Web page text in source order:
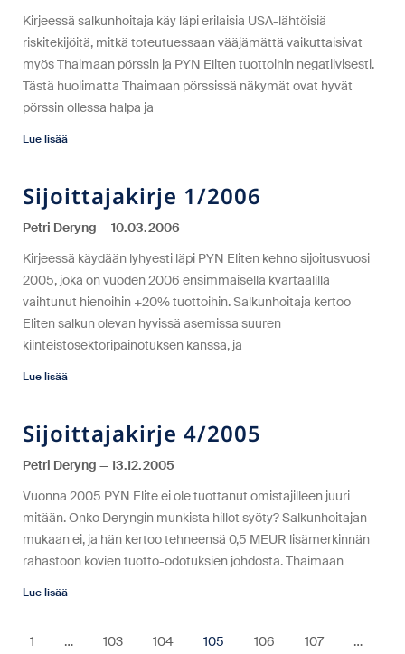
Kirjeessä salkunhoitaja käy läpi erilaisia USA-lähtöisiä
riskitekijöitä, mitkä toteutuessaan vääjämättä vaikuttaisivat
myös Thaimaan pörssin ja PYN Eliten tuottoihin negatiivisesti.
Tästä huolimatta Thaimaan pörssissä näkymät ovat hyvät
pörssin ollessa halpa ja
Lue lisää
Sijoittajakirje 1/2006
Petri Deryng
10.03.2006
Kirjeessä käydään lyhyesti läpi PYN Eliten kehno sijoitusvuosi
2005, joka on vuoden 2006 ensimmäisellä kvartaalilla
vaihtunut hienoihin +20% tuottoihin. Salkunhoitaja kertoo
Eliten salkun olevan hyvissä asemissa suuren
kiinteistösektoripainotuksen kanssa, ja
Lue lisää
Sijoittajakirje 4/2005
Petri Deryng
13.12.2005
Vuonna 2005 PYN Elite ei ole tuottanut omistajilleen juuri
mitään. Onko Deryngin munkista hillot syöty? Salkunhoitajan
mukaan ei, ja hän kertoo tehneensä 0,5 MEUR lisämerkinnän
rahastoon kovien tuotto-odotuksien johdosta. Thaimaan
Lue lisää
1 … 103 104 105 106 107
…